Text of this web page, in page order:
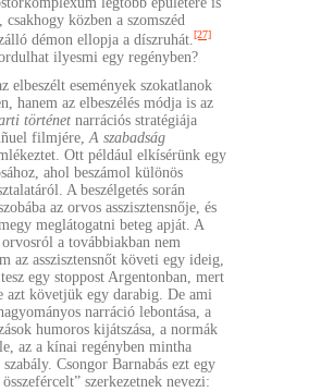
csakhogy közben a szomszéd
démon ellopja a díszruhát.[27]
ilyesmi egy regényben?
elbeszélt események szokatlanok
hanem az elbeszélés módja is az
történet narrációs stratégiája
filmjére,A szabadság
Ott például elkísérünk egy
ahol beszámol különös
A beszélgetés során
az orvos asszisztensnője, és
meglátogatni beteg apját. A
a továbbiakban nem
az asszisztensnőt követi egy ideig,
egy stoppost Argentonban, mert
azt követjük egy darabig. De ami
narráció lebontása, a
humoros kijátszása, a normák
az a kínai regényben mintha
Csongor Barnabás ezt egy
szerkezetnek nevezi: